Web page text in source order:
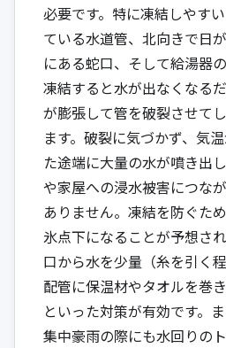
必要です。特に凍結しやす
ている水道管、北向きで日
にある蛇口、そして給湯器
凍結すると水が出なくなる
が膨張して管を破裂させて
ます。破裂に気づかず、気
た途端に大量の水が噴き出
や家屋への浸水被害につな
ありません。凍結を防ぐた
氷点下になることが予想さ
口から水を少量（糸を引く
配管に保温材やタオルを巻
といった対策が有効です。
集中豪雨の際にも水回りの